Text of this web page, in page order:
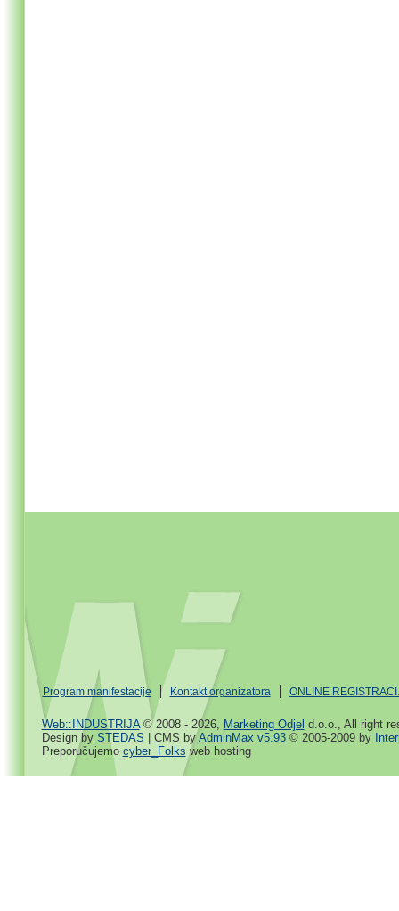
Program manifestacije Kontakt organizatora ONLINE
Web::INDUSTRIJA© 2008 - 2026, Marketing Odjel d.o.o., All right
Design by STEDAS | CMS byAdminMax v5.93© 2005-2009 by
Preporučujemo cyber_Folks web hosting